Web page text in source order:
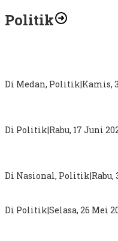
Politik
Di Medan, Politik|Kamis,
Di Politik|Rabu, 17 Juni
Di Nasional, Politik|Rabu,
Di Politik|Selasa, 26 Mei